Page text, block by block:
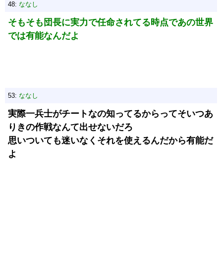
48: ななし
そもそも団長に実力で任命されてる時点であの世界
では有能なんだよ
53: ななし
実際一兵士がチートなの知ってるからってそいつあ
りきの作戦なんて出せないだろ
思いついても迷いなくそれを使えるんだから有能だ
よ